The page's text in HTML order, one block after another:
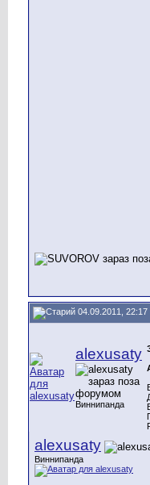
04.09.2011, 22:17
alexusaty
Виннипанда
alexusaty
Виннипанда